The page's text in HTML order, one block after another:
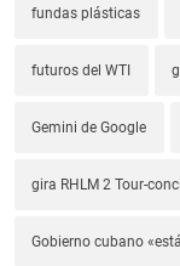
fundas plásticas
futuros del WTI
Gemini de Google
gira RHLM 2 Tour-
Gobierno cubano